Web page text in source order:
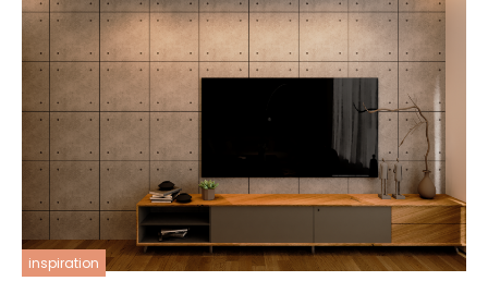
inspiration